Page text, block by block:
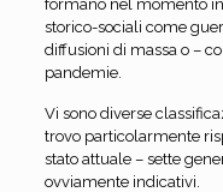
formano nel momento
storico-sociali come
diffusioni di massa o –
pandemie.
Vi sono diverse
trovo particolarmente
stato attuale – sette
ovviamente indicativi.